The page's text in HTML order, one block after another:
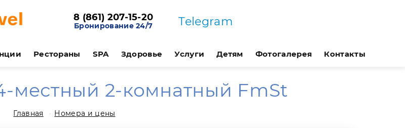
8 (861) 207-15-20
Бронирование 24/7 Telegram
Рестораны SPA Здоровье Услуги Детям Фотогалерея Контакты
местный 2-комнатный FmSt
Главная Номера и цены